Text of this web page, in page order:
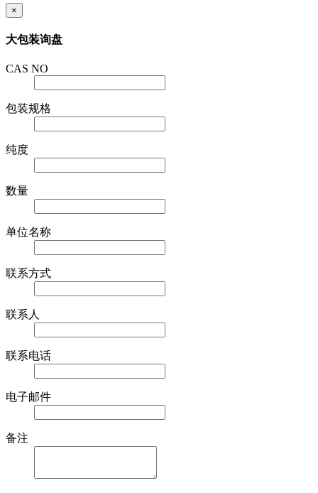
×
大包装询盘
CAS NO
包装规格
纯度
数量
单位名称
联系方式
联系人
联系电话
电子邮件
备注